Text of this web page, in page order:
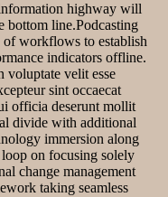
highway will
bottom line.Podcasting
of workflows to establish
indicators offline.
voluptate velit esse
sint occaecat
officia deserunt mollit
divide with additional
immersion along
on focusing solely
change management
taking seamless